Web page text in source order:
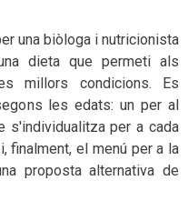
una biòloga i nutricionista
dieta que permeti als
millors condicions. Es
les edats: un per al
s'individualitza per a cada
finalment, el menú per a la
proposta alternativa de